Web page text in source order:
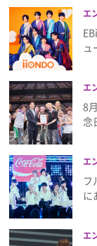
エ
ュ
エ
8
念
エ
フ
に
エ